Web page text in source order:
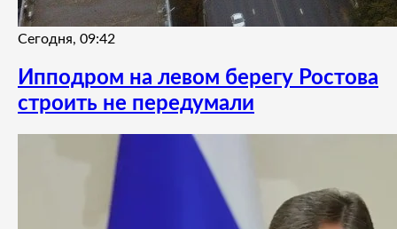
Сегодня, 09:42
Ипподром на левом берегу Ростова
строить не передумали